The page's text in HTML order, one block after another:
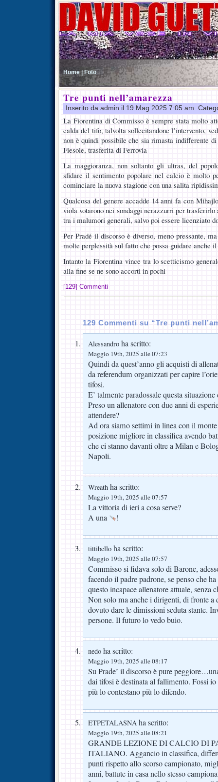
Home | Foto
Tre punti nell’amarezza
Inserito da admin il 19 Mag 2025 7:05 am.
La Fiorentina di Commisso è sempre stata molto
calda del tifo, talvolta sollecitandone l’intervento,
non è quindi possibile che sia rimasta indifferente
Fiesole, trasferita di Ferrovia
La maggioranza, non soltanto gli ultras, del
sfidare il sentimento popolare nel calcio è molto
cominciare la nuova stagione con una salita
Qualcosa del genere accadde 14 anni fa con
viola votarono nei sondaggi nerazzurri per
tra i malumori generali, salvo poi essere licenziato
Per Pradé il discorso è diverso, meno pressante,
molte perplessità sul fatto che possa guidare anche
Intanto la Fiorentina vince tra lo scetticismo
alla fine se ne sono accorti in pochi
[129] Commenti
129 Commenti su “Tre punti
Alessandro ha scritto:
Maggio 19th, 2025 alle 07:23
Quindi da quest’anno gli acquisti di
da referendum organizzati per capire
tifosi.
E’ talmente paradossale questa
Preso un allenatore con due anni di
attendere?
Ad ora siamo settimi in linea con il
posizione migliore in classifica avendo
che ci stanno davanti oltre a Milan e
Napoli.
Wreath ha scritto:
Maggio 19th, 2025 alle 07:57
La vittoria di ieri a cosa serve?
A una
!
tittibello ha scritto:
Maggio 19th, 2025 alle 07:57
Commisso si fidava solo di Barone,
facendo il padre padrone, se penso che
questo incapace allenatore attuale, senza
Non solo ma anche i dirigenti, di fronte a
dovuto dare le dimissioni seduta stante.
persone. Il futuro lo vedo buio.
nedo ha scritto:
Maggio 19th, 2025 alle 08:17
Su Prade’ il discorso è pure
dai tifosi è destinata al fallimento. Fossi
più lo contestano più lo difendo.
ETPETALASNA ha scritto:
Maggio 19th, 2025 alle 08:21
GRANDE LEZIONE DI CALCIO DI
ITALIANO. Aggancio in classifica,
punti rispetto allo scorso campionato,
anni, battute in casa nello stesso